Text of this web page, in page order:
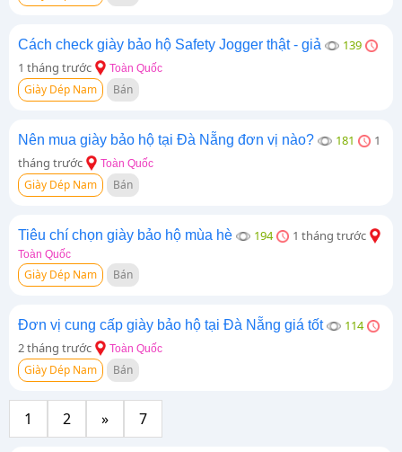
Cách check giày bảo hộ Safety Jogger thật - giả
139
1 tháng trước
Toàn Quốc
Giày Dép Nam Bán
Nên mua giày bảo hộ tại Đà Nẵng đơn vị nào? 181
1
tháng trước
Toàn Quốc
Giày Dép Nam Bán
Tiêu chí chọn giày bảo hộ mùa hè 194 1 tháng trước
Toàn Quốc
Giày Dép Nam Bán
Đơn vị cung cấp giày bảo hộ tại Đà Nẵng giá tốt
114
2 tháng trước
Toàn Quốc
Giày Dép Nam Bán
1 2 » 7